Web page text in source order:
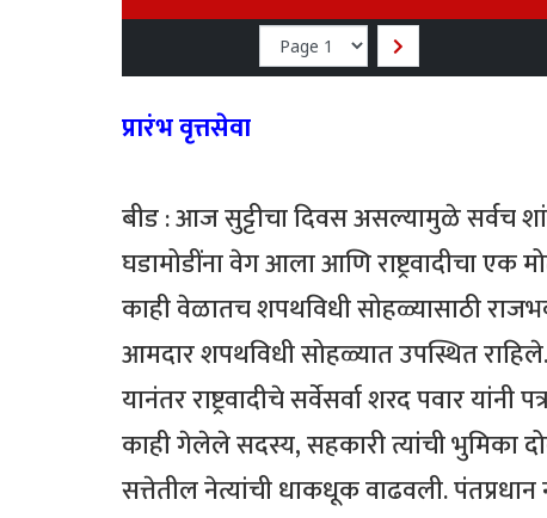
प्रारंभ वृत्तसेवा
बीड : आज सुट्टीचा दिवस असल्यामुळे सर्वच
घडामोडींना वेग आला आणि राष्ट्रवादीचा
काही वेळातच शपथविधी सोहळ्यासाठी
आमदार शपथविधी सोहळ्यात उपस्थित
यानंतर राष्ट्रवादीचे सर्वेसर्वा शरद पवार
काही गेलेले सदस्य, सहकारी त्यांची भुमिका
सत्तेतील नेत्यांची धाकधूक वाढवली. पंतप्रधान